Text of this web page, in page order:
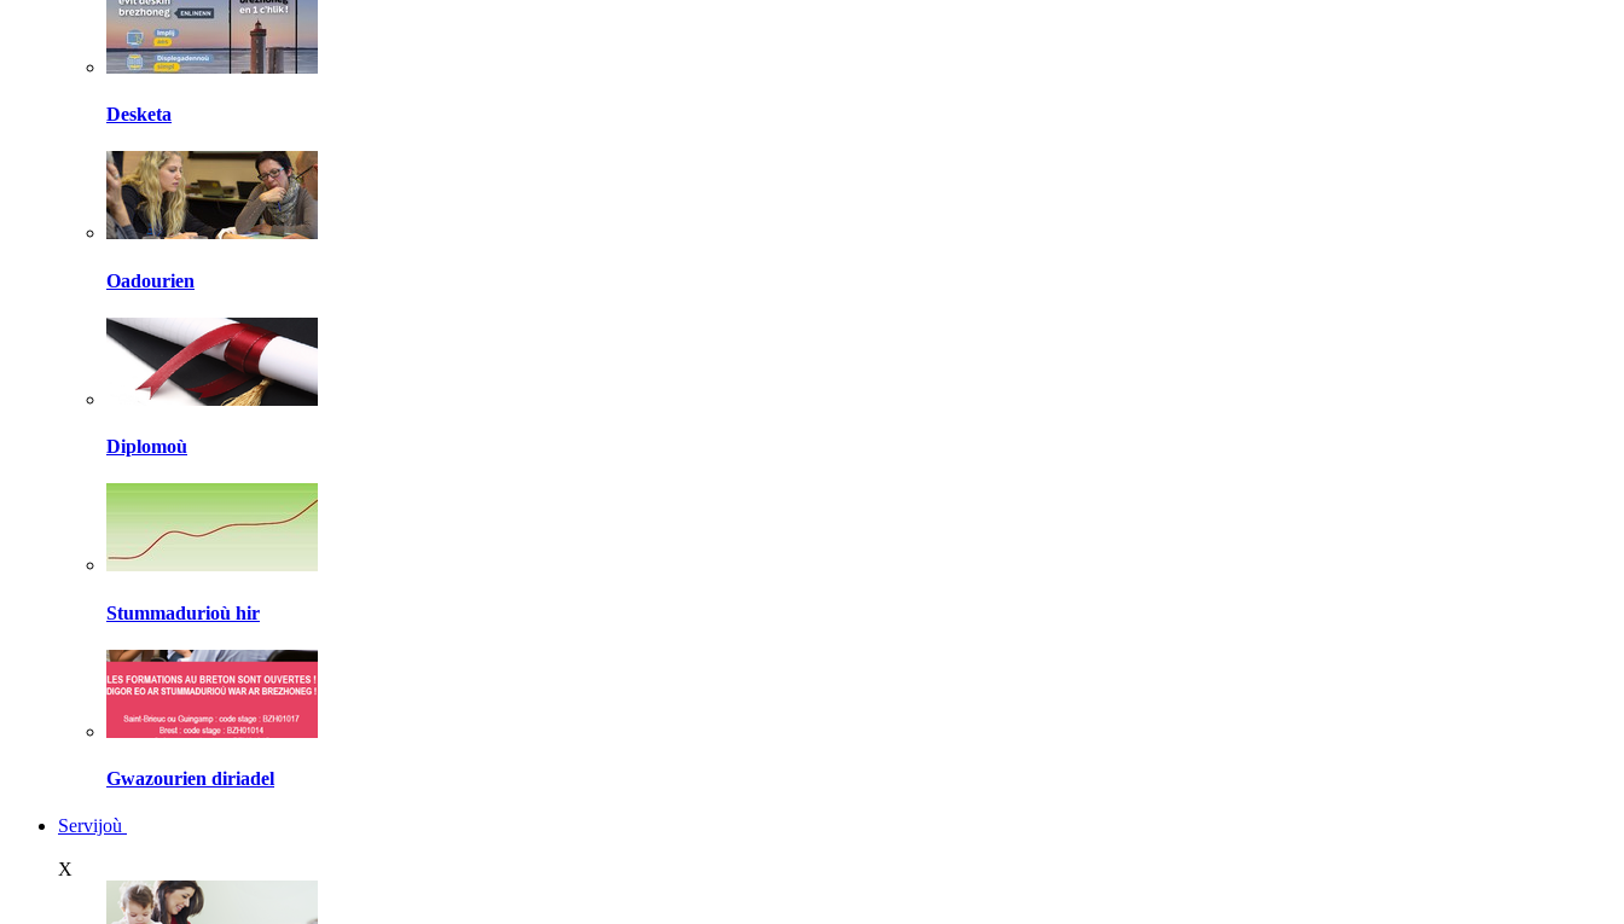
Desketa
Oadourien
Diplomoù
Stummadurioù hir
Gwazourien diriadel
Servijoù
X